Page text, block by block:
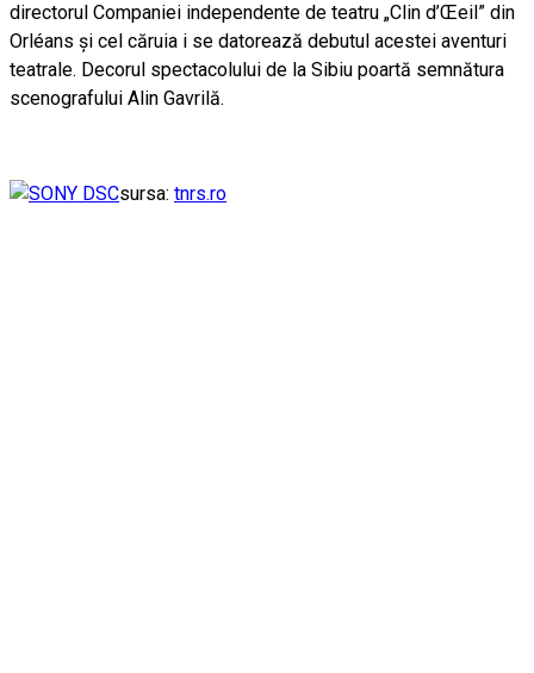
directorul Companiei independente de teatru „Clin d’Œeil” din
Orléans şi cel căruia i se datorează debutul acestei aventuri
teatrale. Decorul spectacolului de la Sibiu poartă semnătura
scenografului Alin Gavrilă.
sursa: tnrs.ro